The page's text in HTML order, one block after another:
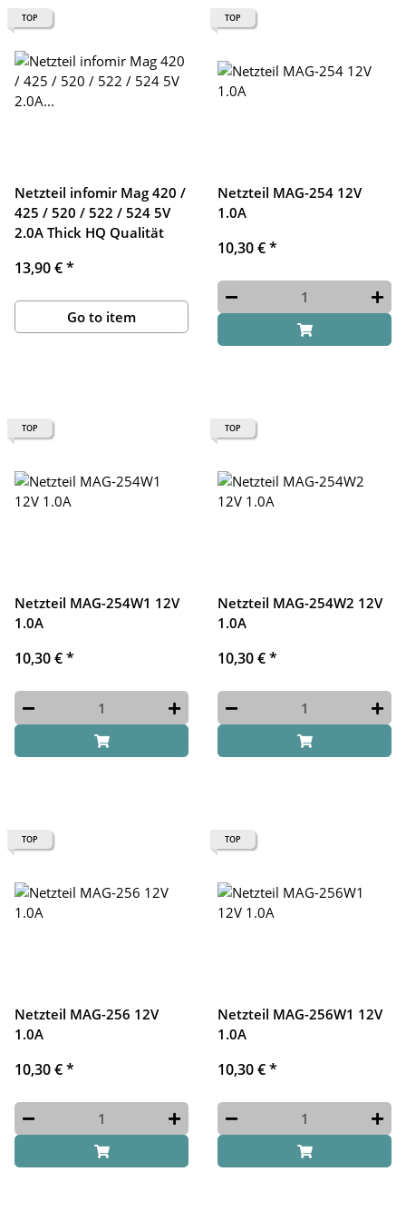
TOP
Netzteil infomir Mag 420 /
425 / 520 / 522 / 524 5V
2.0A Thick HQ Qualität
13,90 €*
Go to item
TOP
Netzteil MAG-254 12V
1.0A
10,30 €*
TOP
Netzteil MAG-254W1 12V
1.0A
10,30 €*
TOP
Netzteil MAG-254W2 12V
1.0A
10,30 €*
TOP
Netzteil MAG-256 12V
1.0A
10,30 €*
TOP
Netzteil MAG-256W1 12V
1.0A
10,30 €*